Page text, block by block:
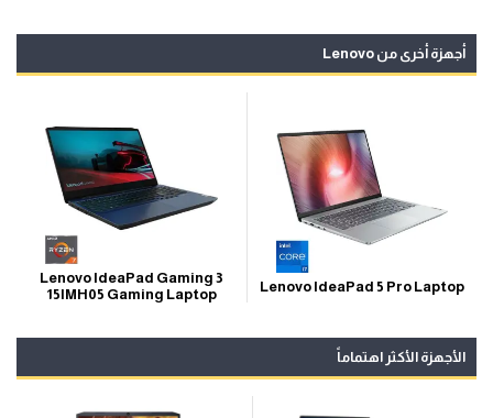
أجهزة أخرى من Lenovo
Lenovo IdeaPad 5 Pro Laptop
Lenovo IdeaPad Gaming 3
15IMH05 Gaming Laptop
الأجهزة الأكثر اهتماماً